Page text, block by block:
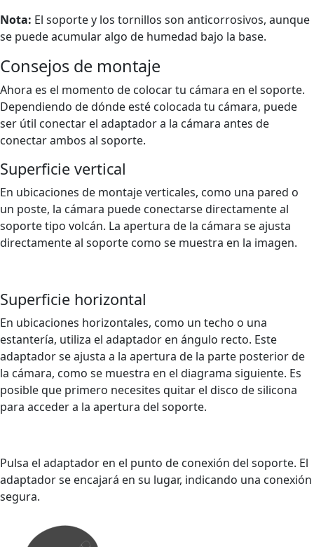
Nota: El soporte y los tornillos son anticorrosivos, aunque
se puede acumular algo de humedad bajo la base.
Consejos de montaje
Ahora es el momento de colocar tu cámara en el soporte.
Dependiendo de dónde esté colocada tu cámara, puede
ser útil conectar el adaptador a la cámara antes de
conectar ambos al soporte.
Superficie vertical
En ubicaciones de montaje verticales, como una pared o
un poste, la cámara puede conectarse directamente al
soporte tipo volcán. La apertura de la cámara se ajusta
directamente al soporte como se muestra en la imagen.
Superficie horizontal
En ubicaciones horizontales, como un techo o una
estantería, utiliza el adaptador en ángulo recto. Este
adaptador se ajusta a la apertura de la parte posterior de
la cámara, como se muestra en el diagrama siguiente. Es
posible que primero necesites quitar el disco de silicona
para acceder a la apertura del soporte.
Pulsa el adaptador en el punto de conexión del soporte. El
adaptador se encajará en su lugar, indicando una conexión
segura.